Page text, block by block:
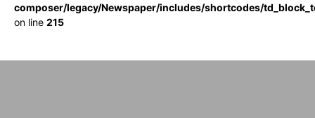
composer/legacy/Newspaper/includes/shortcodes/
on line 215